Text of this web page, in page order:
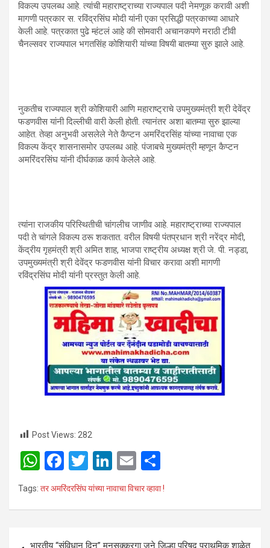
विकल्प उपलब्ध आहे. त्यांची महाराष्ट्राच्या राज्यपाल पदी नेमणूक करावी अशी
मागणी पत्रकार स. रविंद्रसिंघ मोदी यांनी एका प्रसिद्धी पत्रकाच्या आधारे
केली आहे. पत्रकात पुढे म्हंटलं आहे की सोमवारी अचानकपणे मराठी टीवी
चैनल्सवर राज्यपाल भगतसिंह कोशियारी यांच्या विषयी बातम्या सुरु झाले आहे.
नुकतीच राज्यपाल श्री कोशियारी आणि महाराष्ट्राचे उपमुख्यमंत्री श्री देवेंद्र
फडणवीस यांनी दिल्लीची वारी केली होती. त्यानंतर अशा बातम्या सुरु झाल्या
आहेत. तेव्हा अनुभवी असलेले नेते कैप्टन अमरिंदरसिंह यांच्या नावाचा एक
विकल्प केंद्र शासनासमोर उपलब्ध आहे. पंजाबचे मुख्यमंत्री म्हणून कैप्टन
अमरिंदरसिंघ यांनी दीर्घकाळ कार्य केलेले आहे.
त्यांना राजकीय परिस्थितीची चांगलीच जाणीव आहे. महाराष्ट्राच्या राज्यपाल
पदी ते चांगले विकल्प ठरू शकतात. वरील विषयी पंतप्रधान श्री नरेंद्र मोदी,
केंद्रीय गृहमंत्री श्री अमित शाह, भाजपा राष्ट्रीय अध्यक्ष श्री जे. पी. नड्डा,
उपमुख्यमंत्री श्री देवेंद्र फडणवीस यांनी विचार करावा अशी मागणी
रविंद्रसिंघ मोदी यांनी प्रस्तुत केली आहे.
Post Views: 282
W
h
at
A
F
a
ce
o
T
wi
tt
Li
n
ke
n
E
m
ail
h
ar
Tags: तर अमरिंदरसिंघ यांच्या नावाचा विचार व्हावा !
भारतीय “संविधान दिन” मनसक्करगा जुने जिल्हा परिषद प्राथमिक शाळेत